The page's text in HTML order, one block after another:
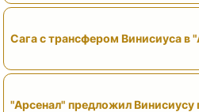
Сага с трансфером Винисиуса в
"Арсенал" предложил Винисиусу